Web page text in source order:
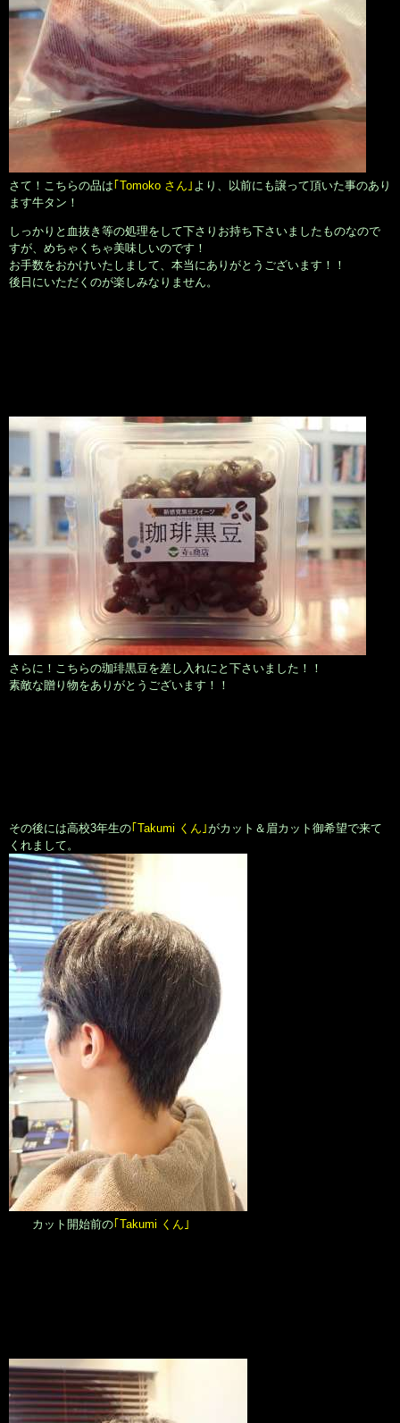
さて！こちらの品は｢Tomoko さん｣ より、以前にも譲って頂いた事のあり
ます牛タン！
しっかりと血抜き等の処理をして下さりお持ち下さいましたものなので
すが、めちゃくちゃ美味しいのです！
お手数をおかけいたしまして、本当にありがとうございます！！
後日にいただくのが楽しみなりません。
さらに！こちらの珈琲黒豆を差し入れにと下さいました！！
素敵な贈り物をありがとうございます！！
その後には高校3年生の｢Takumi くん｣がカット＆眉カット御希望で来て
くれまして。
カット開始前の｢Takumi くん｣